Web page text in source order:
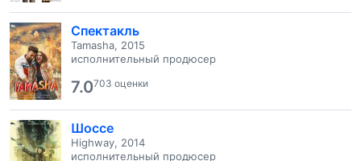
Спектакль
Tamasha, 2015
исполнительный продюсер
7.0703 оценки
Шоссе
Highway, 2014
исполнительный продюсер